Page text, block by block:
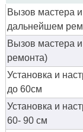
Вызов мастера
дальнейшем
Вызов мастера и
ремонта)
Установка и
до 60см
Установка и
60- 90 см